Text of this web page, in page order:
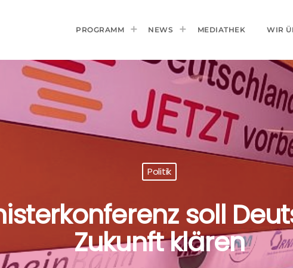
PROGRAMM NEWS MEDIATHEK WIR
Politik
soll
Zukunft klären